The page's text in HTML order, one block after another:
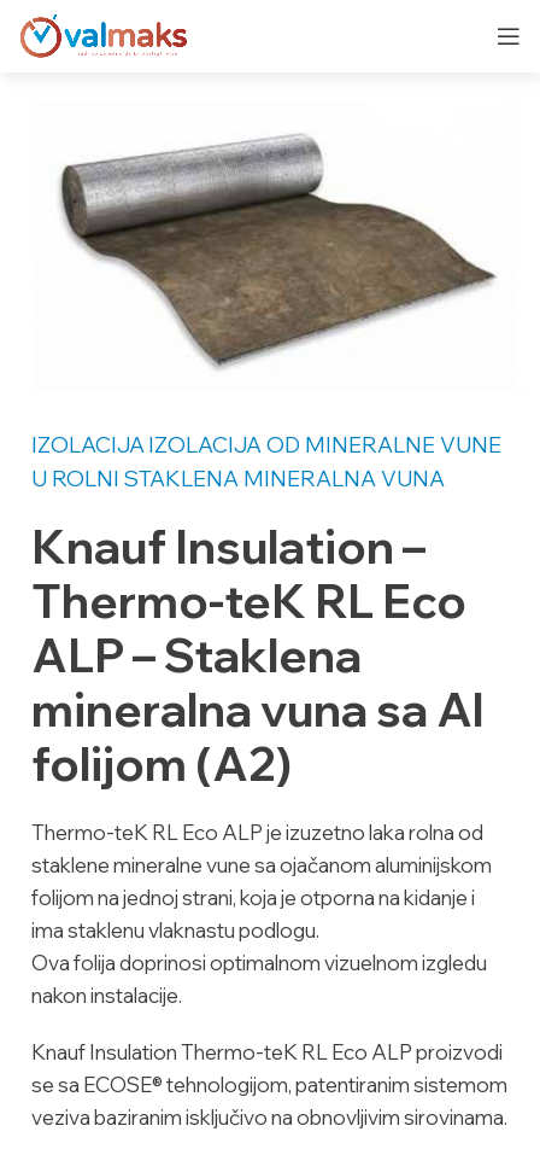
Knauf Insulation –
Thermo-teK RL Eco
ALP – Staklena
mineralna vuna sa Al
folijom (A2)
Thermo-teK RL Eco ALP je izuzetno laka rolna od
staklene mineralne vune sa ojačanom aluminijskom
folijom na jednoj strani, koja je otporna na kidanje i
ima staklenu vlaknastu podlogu.
Ova folija doprinosi optimalnom vizuelnom izgledu
nakon instalacije.
Knauf Insulation Thermo-teK RL Eco ALP proizvodi
se sa ECOSE® tehnologijom, patentiranim sistemom
veziva baziranim isključivo na obnovljivim sirovinama.
IZOLACIJAIZOLACIJA OD MINERALNE VUNE
U ROLNI STAKLENA MINERALNA VUNA